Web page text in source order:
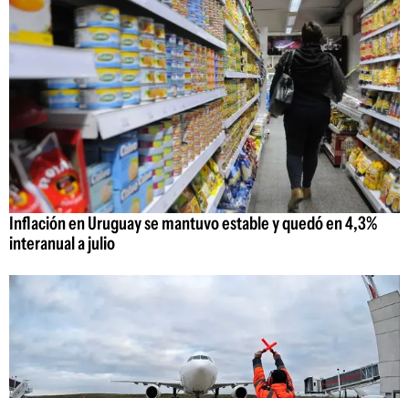
Inflación en Uruguay se mantuvo estable y quedó en 4,3%
interanual a julio